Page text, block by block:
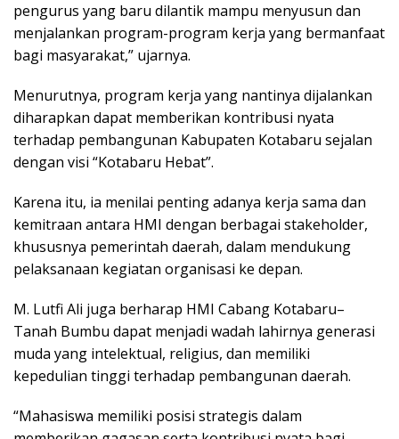
pengurus yang baru dilantik mampu menyusun dan
menjalankan program-program kerja yang bermanfaat
bagi masyarakat,” ujarnya.
Menurutnya, program kerja yang nantinya dijalankan
diharapkan dapat memberikan kontribusi nyata
terhadap pembangunan Kabupaten Kotabaru sejalan
dengan visi “Kotabaru Hebat”.
Karena itu, ia menilai penting adanya kerja sama dan
kemitraan antara HMI dengan berbagai stakeholder,
khususnya pemerintah daerah, dalam mendukung
pelaksanaan kegiatan organisasi ke depan.
M. Lutfi Ali juga berharap HMI Cabang Kotabaru–
Tanah Bumbu dapat menjadi wadah lahirnya generasi
muda yang intelektual, religius, dan memiliki
kepedulian tinggi terhadap pembangunan daerah.
“Mahasiswa memiliki posisi strategis dalam